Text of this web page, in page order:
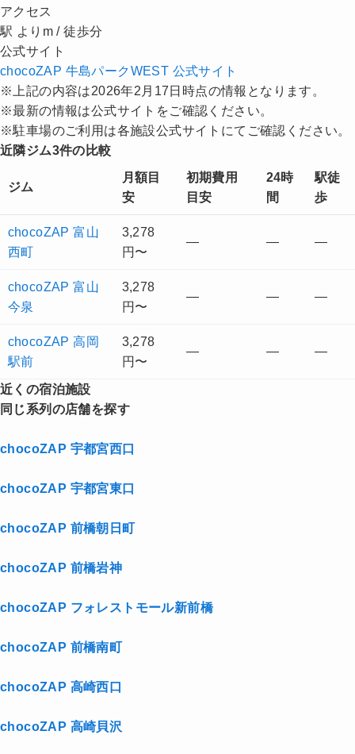
アクセス
駅 よりm / 徒歩分
公式サイト
chocoZAP 牛島パークWEST 公式サイト
※上記の内容は2026年2月17日時点の情報となります。
※最新の情報は公式サイトをご確認ください。
※駐車場のご利用は各施設公式サイトにてご確認ください。
近隣ジム3件の比較
ジム
月額目
安
初期費用
目安
24時
間
駅徒
歩
chocoZAP 富山
西町
3,278
円〜
— — —
chocoZAP 富山
今泉
3,278
円〜
— — —
chocoZAP 高岡
駅前
3,278
円〜
— — —
近くの宿泊施設
同じ系列の店舗を探す
chocoZAP 宇都宮西口
chocoZAP 宇都宮東口
chocoZAP 前橋朝日町
chocoZAP 前橋岩神
chocoZAP フォレストモール新前橋
chocoZAP 前橋南町
chocoZAP 高崎西口
chocoZAP 高崎貝沢